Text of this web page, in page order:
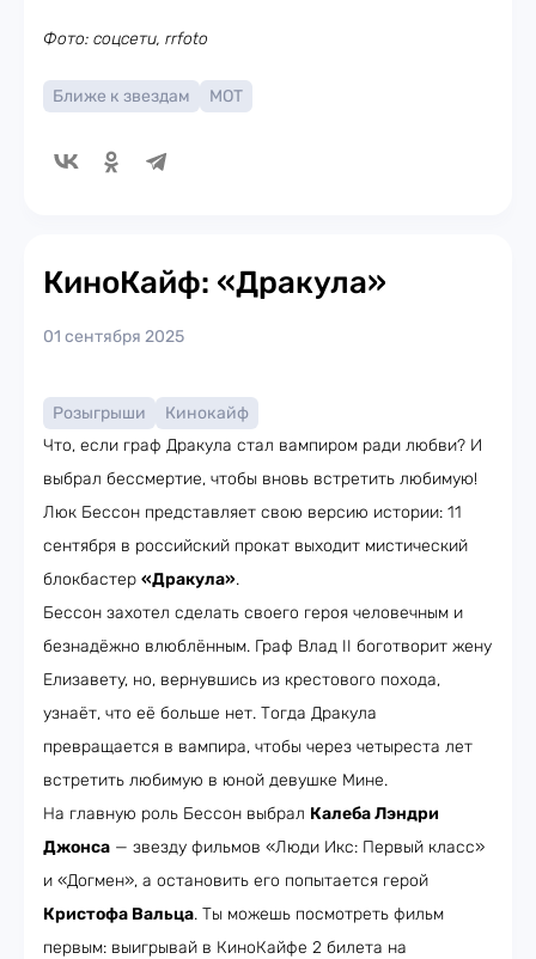
Фото: соцсети, rrfoto
Ближе к звездам МОТ
КиноКайф: «Дракула»
01 сентября 2025
Розыгрыши
Кинокайф
Что, если граф Дракула стал вампиром ради любви? И
выбрал бессмертие, чтобы вновь встретить любимую!
Люк Бессон представляет свою версию истории: 11
сентября в российский прокат выходит мистический
блокбастер «Дракула».
Бессон захотел сделать своего героя человечным и
безнадёжно влюблённым. Граф Влад II боготворит жену
Елизавету, но, вернувшись из крестового похода,
узнаёт, что её больше нет. Тогда Дракула
превращается в вампира, чтобы через четыреста лет
встретить любимую в юной девушке Мине.
На главную роль Бессон выбрал Калеба Лэндри
Джонса — звезду фильмов «Люди Икс: Первый класс»
и «Догмен», а остановить его попытается герой
Кристофа Вальца. Ты можешь посмотреть фильм
первым: выигрывай в КиноКайфе 2 билета на